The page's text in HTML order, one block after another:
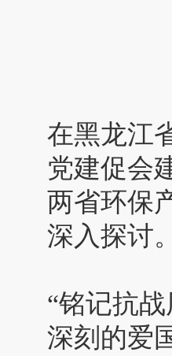
在黑龙江
党建促会
两省环保
深入探讨。
“铭记抗
深刻的爱